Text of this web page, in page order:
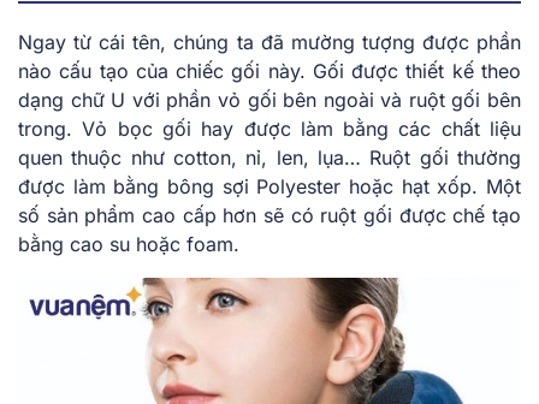
Ngay từ cái tên, chúng ta đã mường tượng được phần
nào cấu tạo của chiếc gối này. Gối được thiết kế theo
dạng chữ U với phần vỏ gối bên ngoài và ruột gối bên
trong. Vỏ bọc gối hay được làm bằng các chất liệu
quen thuộc như cotton, nỉ, len, lụa… Ruột gối thường
được làm bằng bông sợi Polyester hoặc hạt xốp. Một
số sản phẩm cao cấp hơn sẽ có ruột gối được chế tạo
bằng cao su hoặc foam.